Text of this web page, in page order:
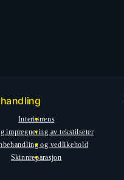
Interiørrens
impregnering av tekstilseter
og vedlikehold
Skinnreparasjon